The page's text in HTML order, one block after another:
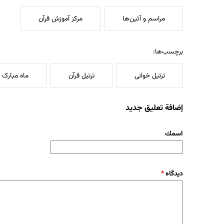
مراسم و آئین‌ها مرکز آموزش قرآن
برچسب‌ها:
ترتیل خوانی ترتیل قرآن ماه
إضافة تعليق جديد
‏اسمك ‏
‏دیدگاه ‏*